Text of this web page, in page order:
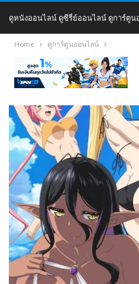
ดูหนังออนไลน์ ดูซีรี่ย์ออนไลน์ ดูการ์ตูน
DoDoNung
Home ดูการ์ตูนออนไลน์